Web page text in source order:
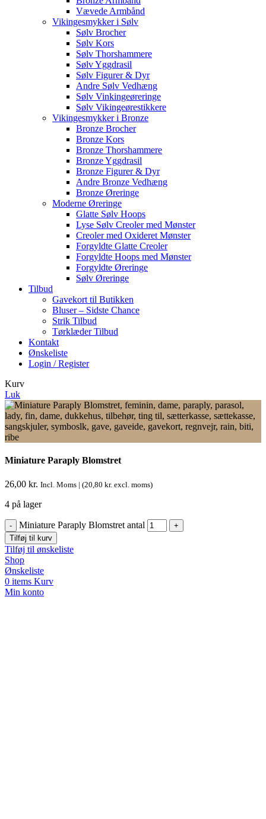
Vævede Armbånd
Vikingesmykker i Sølv
Sølv Brocher
Sølv Kors
Sølv Thorshammere
Sølv Yggdrasil
Sølv Figurer & Dyr
Andre Sølv Vedhæng
Sølv Vinkingeøreringe
Sølv Vikingeørestikkere
Vikingesmykker i Bronze
Bronze Brocher
Bronze Kors
Bronze Thorshammere
Bronze Yggdrasil
Bronze Figurer & Dyr
Andre Bronze Vedhæng
Bronze Øreringe
Moderne Øreringe
Glatte Sølv Hoops
Lyse Sølv Creoler med Mønster
Creoler med Oxideret Mønster
Forgyldte Glatte Creoler
Forgyldte Hoops med Mønster
Forgyldte Øreringe
Sølv Øreringe
Tilbud
Gavekort til Butikken
Bluser – Sidste Chance
Strik Tilbud
Tørklæder Tilbud
Kontakt
Ønskeliste
Login / Register
Kurv
Luk
Miniature Paraply Blomstret
26,00 kr. Incl. Moms | (20,80 kr. excl. moms)
4 på lager
Miniature Paraply Blomstret antal
Tilføj til kurv
Tilføj til ønskeliste
Shop
Ønskeliste
0 items Kurv
Min konto